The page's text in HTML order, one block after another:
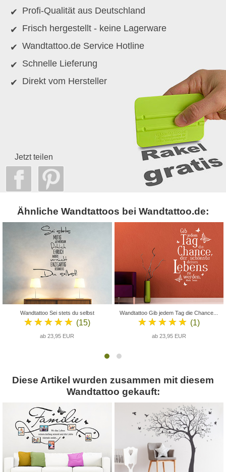
Profi-Qualität aus Deutschland
Frisch hergestellt - keine Lagerware
Wandtattoo.de Service Hotline
Schnelle Lieferung
Direkt vom Hersteller
Jetzt teilen
Ähnliche Wandtattoos bei Wandtattoo.de:
Wandtattoo Sei stets du selbst
★★★★★ (15)
ab 23,95 EUR
Wandtattoo Gib jedem Tag die Chance...
★★★★★ (1)
ab 23,95 EUR
Diese Artikel wurden zusammen mit diesem
Wandtattoo gekauft: